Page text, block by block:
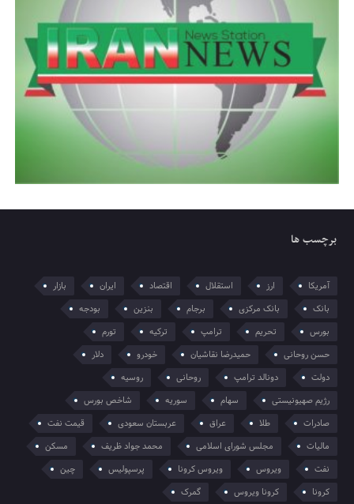
برچسب ها
آمریکا ارز استقلال اقتصاد ایران
بازار
بانک
بانک مرکزی برجام بنزین
بودجه
بورس
تحریم ترامپ ترکیه
تورم
حسن روحانی
حمیدرضا نقاشیان خودرو
دلار
دولت
دونالد ترامپ روحانی
روسیه
رژیم صهیونیستی
سهام سوریه
شاخص بورس
صادرات
طلا عراق عربستان سعودی
قیمت نفت
مالیات
مجلس شورای اسلامی محمد جواد ظریف
مسکن
نفت
ویروس ویروس کرونا پرسپولیس
چین
کرونا
کرونا ویروس گمرک